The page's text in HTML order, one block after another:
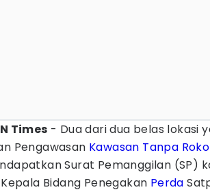
Times - Dua dari dua belas lokasi
Pengawasan Kawasan Tanpa
Surat Pemanggilan (SP)
Bidang Penegakan Perda